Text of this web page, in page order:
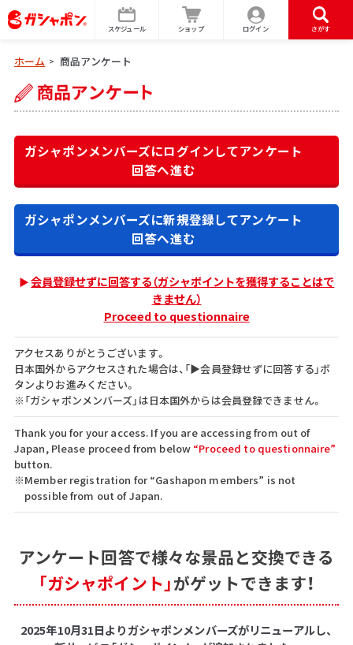
スケジュール ショップ ログイン さがす
ホーム > 商品アンケート
ガシャポンメンバーズにログインしてアンケート
回答へ進む
ガシャポンメンバーズに新規登録してアンケート
回答へ進む
会員登録せずに回答する（ガシャポイントを獲得することはで
きません）
Proceed to questionnaire
アクセスありがとうございます。
日本国外からアクセスされた場合は、「▶会員登録せずに回答する」ボ
タンよりお進みください。
※「ガシャポンメンバーズ」は日本国外からは会員登録できません。
Thank you for your access. If you are accessing from out of
Japan, Please proceed from below “Proceed to questionnaire”
button.
※Member registration for “Gashapon members” is not
possible from out of Japan.
アンケート回答で様々な景品と交換できる
「ガシャポイント」がゲットできます！
2025年10月31日よりガシャポンメンバーズがリニューアルし、